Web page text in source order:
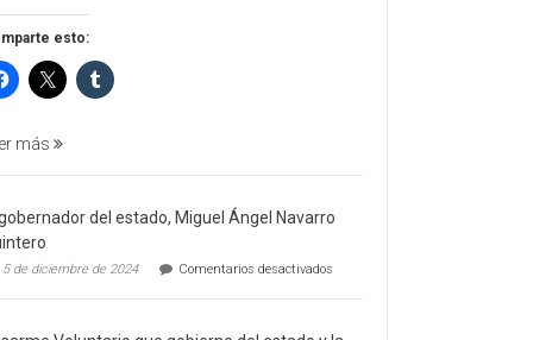
POR
FEMINICIDO
AGRAVADO
Y
esto:
más
del estado, Miguel Ángel Navarro
5 de diciembre de 2024 Comentarios desactivados
gobernador